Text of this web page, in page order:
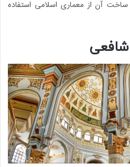
آن از معماری اسلامی استفاده